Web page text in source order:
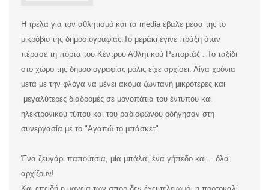
Η τρέλα για τον αθλητισμό και τα media έβαλε μέσα της το
μικρόβιο της δημοσιογραφίας.Το μεράκι έγινε πράξη όταν
πέρασε τη πόρτα του Κέντρου Αθλητικού Ρεπορτάζ . Το ταξίδι
στο χώρο της δημοσιογραφίας μόλις είχε αρχίσει. Λίγα χρόνια
μετά με την φλόγα να μένει ακόμα ζωντανή μικρότερες και
μεγαλύτερες διαδρομές σε μονοπάτια του έντυπου και
ηλεκτρονικού τύπου και του ραδιοφώνου οδήγησαν στη
συνεργασία με το "Αγαπώ το μπάσκετ"
Ένα ζευγάρι παπούτσια, μία μπάλα, ένα γήπεδο και... όλα
αρχίζουν!